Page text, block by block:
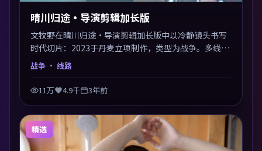
晴川归途·导演剪辑加长版
文牧野在晴川归途·导演剪辑加长版中以冷静镜头书写
时代切片：2023于丹麦立项制作，类型为战争。多线叙
事交汇于终局，真相与救赎并行，适合喜欢细读表演的
像。
战争 · 线路
11万 4.9千 3年前
精选